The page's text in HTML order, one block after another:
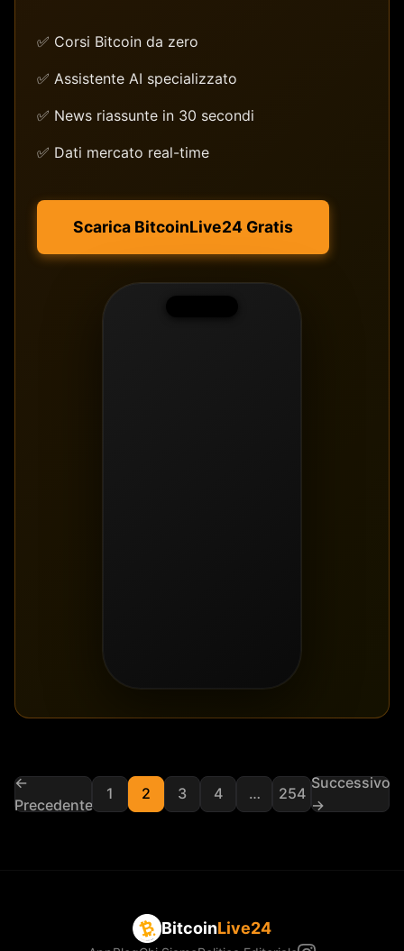
✅ Corsi Bitcoin da zero
✅ Assistente AI specializzato
✅ News riassunte in 30 secondi
✅ Dati mercato real-time
Scarica BitcoinLive24 Gratis
←
Precedente
1 2 3 4 … 254
Successivo
→
BitcoinLive24